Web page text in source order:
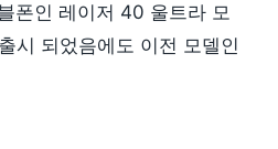
폰인 레이저 40 울트라 모
시 되었음에도 이전 모델인